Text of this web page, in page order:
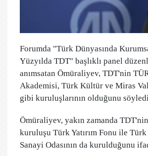
Forumda "Türk Dünyasında
Yüzyılda TDT" başlıklı panel
anımsatan Ömüraliyev, TDT'nin
Akademisi, Türk Kültür ve Miras
gibi kuruluşlarının olduğunu
Ömüraliyev, yakın zamanda
kuruluşu Türk Yatırım Fonu ile
Sanayi Odasının da kurulduğunu